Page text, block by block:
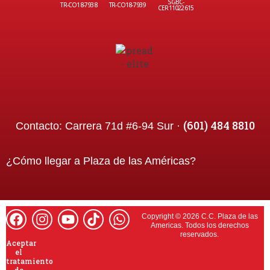
TR-CO18-7938 TR-CO18-7939 SGBC-
CER11022615
Contacto: Carrera 71d #6-94 Sur · (601) 484 8810
¿Cómo llegar a Plaza de las Américas?
Copyright © 2026 C.C. Plaza de las
Americas. Todos los derechos
reservados.
Aceptar
el
tratamiento